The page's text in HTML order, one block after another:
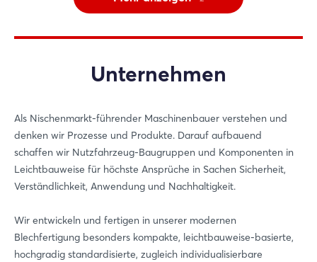
Unternehmen
Als Nischenmarkt-führender Maschinenbauer verstehen und
denken wir Prozesse und Produkte. Darauf aufbauend
schaffen wir Nutzfahrzeug-Baugruppen und Komponenten in
Leichtbauweise für höchste Ansprüche in Sachen Sicherheit,
Verständlichkeit, Anwendung und Nachhaltigkeit.
Wir entwickeln und fertigen in unserer modernen
Blechfertigung besonders kompakte, leichtbauweise-basierte,
hochgradig standardisierte, zugleich individualisierbare
Login